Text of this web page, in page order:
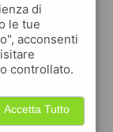
a
faciledal
vendita
di
le tue
acconsenti
controllato.
Accetta Tutto